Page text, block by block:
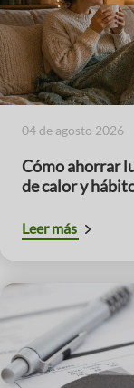
04 de agosto 2026
Cómo ahorrar
de calor y
Leer más